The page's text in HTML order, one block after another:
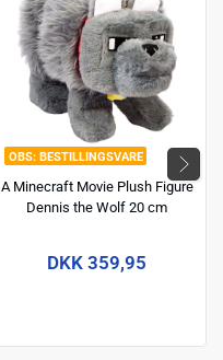
BESTILLINGSVARE
A Minecraft Movie Plush Figure
Dennis the Wolf 20 cm
DKK 359,95